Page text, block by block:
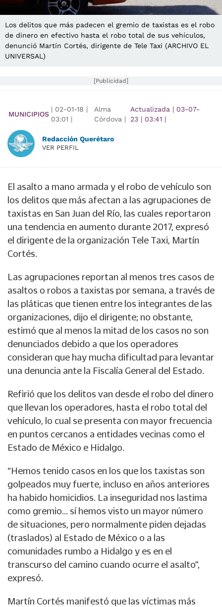
Los delitos que más padecen el gremio de taxistas es el robo
de dinero en efectivo hasta el robo total de sus vehículos,
denunció Martín Cortés, dirigente de Tele Taxi (ARCHIVO EL
UNIVERSAL)
[Publicidad]
MUNICIPIOS
| 02-01-18 |
03:01 |
Alma
Córdova |
Actualizada | 03-07-
23 | 03:41 |
Redacción Querétaro
VER PERFIL
El asalto a mano armada y el robo de vehículo son
los delitos que más afectan a las agrupaciones de
taxistas en San Juan del Río, las cuales reportaron
una tendencia en aumento durante 2017, expresó
el dirigente de la organización Tele Taxi, Martín
Cortés.
Las agrupaciones reportan al menos tres casos de
asaltos o robos a taxistas por semana, a través de
las pláticas que tienen entre los integrantes de las
organizaciones, dijo el dirigente; no obstante,
estimó que al menos la mitad de los casos no son
denunciados debido a que los operadores
consideran que hay mucha dificultad para levantar
una denuncia ante la Fiscalía General del Estado.
Refirió que los delitos van desde el robo del dinero
que llevan los operadores, hasta el robo total del
vehículo, lo cual se presenta con mayor frecuencia
en puntos cercanos a entidades vecinas como el
Estado de México e Hidalgo.
“Hemos tenido casos en los que los taxistas son
golpeados muy fuerte, incluso en años anteriores
ha habido homicidios. La inseguridad nos lastima
como gremio… sí hemos visto un mayor número
de situaciones, pero normalmente piden dejadas
(traslados) al Estado de México o a las
comunidades rumbo a Hidalgo y es en el
transcurso del camino cuando ocurre el asalto”,
expresó.
Martín Cortés manifestó que las víctimas más